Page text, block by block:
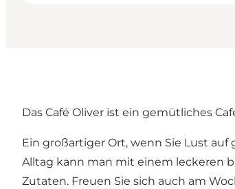
Das Café Oliver ist ein gemütliches
Ein großartiger Ort, wenn Sie Lust
Alltag kann man mit einem leckeren
Zutaten. Freuen Sie sich auch am